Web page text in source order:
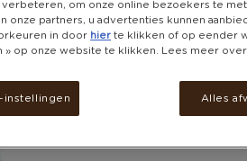
om onze online bezoekers te
onze partners, u advertenties kunnen
in door hier te klikken of op eender
» op onze website te klikken. Lees meer
Alles
instellingen